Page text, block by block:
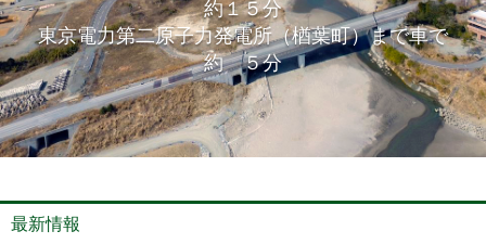
約１５分
東京電力第二原子力発電所（楢葉町）まで車で
約 ５分
最新情報